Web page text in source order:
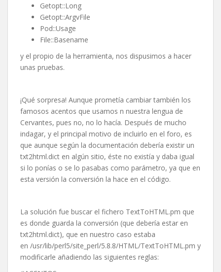
Getopt::Long
Getopt::ArgvFile
Pod::Usage
File::Basename
y el propio de la herramienta, nos dispusimos a hacer
unas pruebas.
¡Qué sorpresa! Aunque prometía cambiar también los
famosos acentos que usamos n nuestra lengua de
Cervantes, pues no, no lo hacía. Después de mucho
indagar, y el principal motivo de incluirlo en el foro, es
que aunque según la documentación debería existir un
txt2html.dict en algún sitio, éste no existía y daba igual
si lo ponías o se lo pasabas como parámetro, ya que en
esta versión la conversión la hace en el código.
La solución fue buscar el fichero TextToHTML.pm que
es donde guarda la conversión (que debería estar en
txt2html.dict), que en nuestro caso estaba
en /usr/lib/perl5/site_perl/5.8.8/HTML/TextToHTML.pm y
modificarle añadiendo las siguientes reglas: